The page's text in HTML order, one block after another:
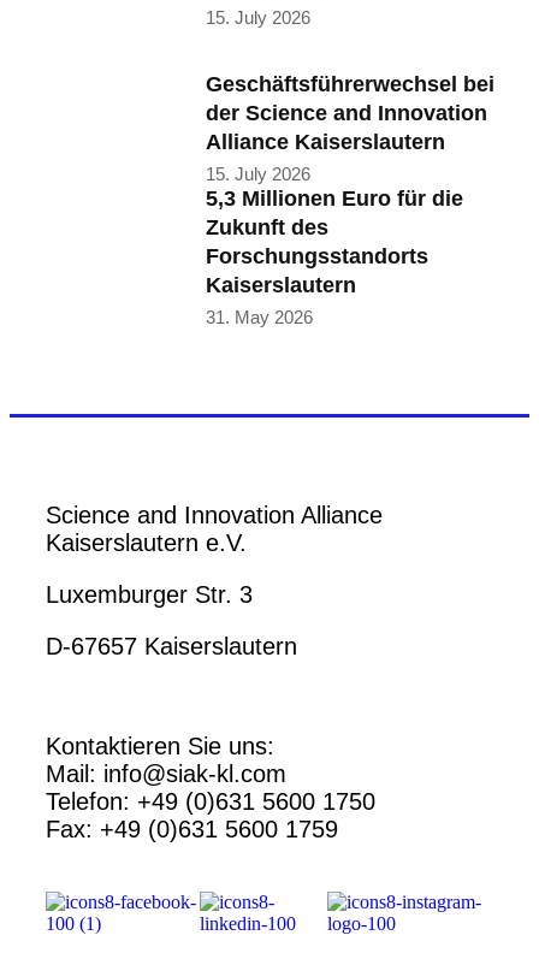
15. July 2026
Geschäftsführerwechsel bei
der Science and Innovation
Alliance Kaiserslautern
15. July 2026
5,3 Millionen Euro für die
Zukunft des
Forschungsstandorts
Kaiserslautern
31. May 2026
Science and Innovation Alliance
Kaiserslautern e.V.
Luxemburger Str. 3
D-67657 Kaiserslautern
Kontaktieren Sie uns:
Mail: info@siak-kl.com
Telefon: +49 (0)631 5600 1750
Fax: +49 (0)631 5600 1759